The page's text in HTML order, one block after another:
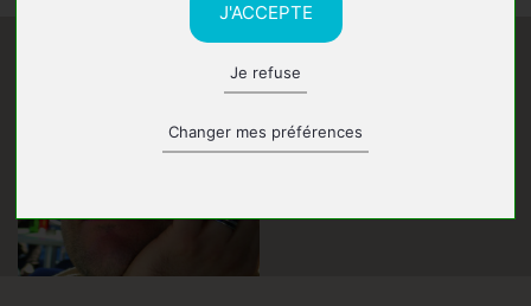
J'ACCEPTE
Je refuse
Changer mes préférences